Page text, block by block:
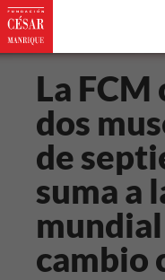
La FCM
dos
de
suma a
cambio